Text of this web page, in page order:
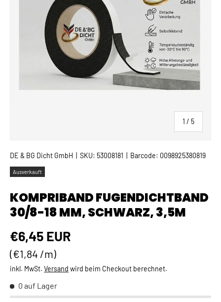
1 / von
5
DE & BG Dicht GmbH SKU: 53008181 Barcode: 0098925380819
Ausverkauft
KOMPRIBAND FUGENDICHTBAND
30/8-18 MM, SCHWARZ, 3,5M
Normaler Preis
€6,45 EUR
Grundpreis
€1,84 /m
inkl. MwSt. Versand wird beim Checkout berechnet.
0 auf Lager